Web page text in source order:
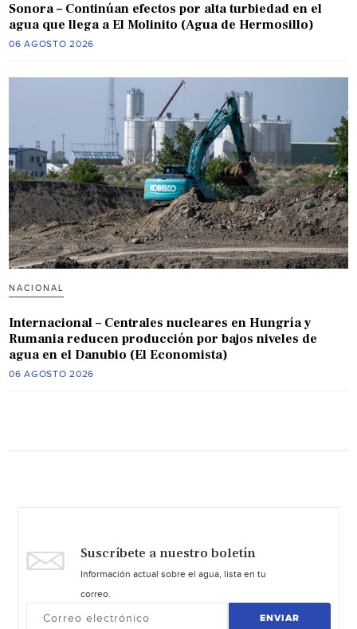
Sonora – Continúan efectos por alta turbiedad en el
agua que llega a El Molinito (Agua de Hermosillo)
06 AGOSTO 2026
NACIONAL
Internacional – Centrales nucleares en Hungría y
Rumania reducen producción por bajos niveles de
agua en el Danubio (El Economista)
06 AGOSTO 2026
Suscríbete a nuestro boletín
Información actual sobre el agua, lista en tu
correo.
ENVIAR